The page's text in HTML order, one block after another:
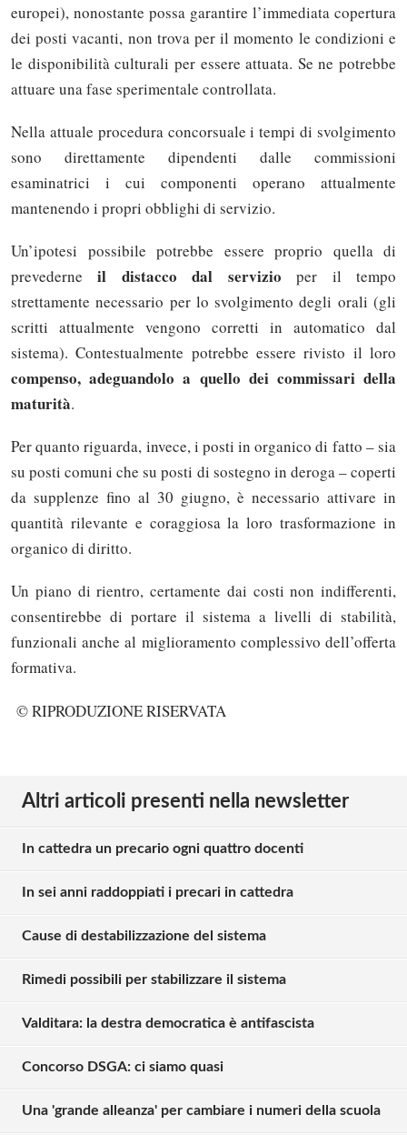
europei), nonostante possa garantire l’immediata copertura
dei posti vacanti, non trova per il momento le condizioni e
le disponibilità culturali per essere attuata. Se ne potrebbe
attuare una fase sperimentale controllata.
Nella attuale procedura concorsuale i tempi di svolgimento
sono direttamente dipendenti dalle commissioni
esaminatrici i cui componenti operano attualmente
mantenendo i propri obblighi di servizio.
Un’ipotesi possibile potrebbe essere proprio quella di
prevederneil distacco dal servizio per il tempo
strettamente necessario per lo svolgimento degli orali (gli
scritti attualmente vengono corretti in automatico dal
sistema). Contestualmente potrebbe essere rivisto il loro
compenso, adeguandolo a quello dei commissari della
maturità.
Per quanto riguarda, invece, i posti in organico di fatto – sia
su posti comuni che su posti di sostegno in deroga – coperti
da supplenze fino al 30 giugno, è necessario attivare in
quantità rilevante e coraggiosa la loro trasformazione in
organico di diritto.
Un piano di rientro, certamente dai costi non indifferenti,
consentirebbe di portare il sistema a livelli di stabilità,
funzionali anche al miglioramento complessivo dell’offerta
formativa.
© RIPRODUZIONE RISERVATA
Altri articoli presenti nella newsletter
In cattedra un precario ogni quattro docenti
In sei anni raddoppiati i precari in cattedra
Cause di destabilizzazione del sistema
Rimedi possibili per stabilizzare il sistema
Valditara: la destra democratica è antifascista
Concorso DSGA: ci siamo quasi
Una 'grande alleanza' per cambiare i numeri della scuola